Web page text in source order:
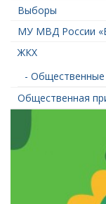
Выборы
МУ МВД России
ЖКХ
-
Общественная